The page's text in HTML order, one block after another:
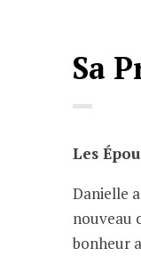
Sa
Les
Danielle
nouveau
bonheur